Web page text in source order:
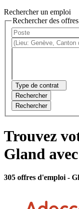
Rechercher un emploi
Rechercher des offres
Type de contrat
Rechercher
Rechercher
Trouvez
Gland
305 offres d'emploi -